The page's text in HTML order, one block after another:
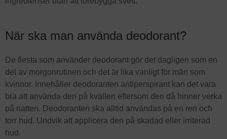
När ska man använda deodorant?
De flesta som använder deodorant gör det dagligen som en
del av morgonrutinen och det är lika vanligt för män som
kvinnor. Innehåller deodoranten antiperspirant kan det vara
bra att använda den på kvällen eftersom den då hinner verka
på natten. Deodoranten ska alltid användas på en ren och
torr hud. Undvik att applicera den på skadad eller irriterad
hud.